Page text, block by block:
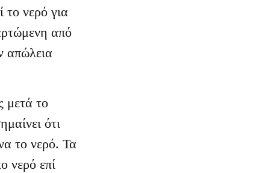
το νερό για
από
απώλεια
μετά το
ότι
το νερό. Τα
νερό επί